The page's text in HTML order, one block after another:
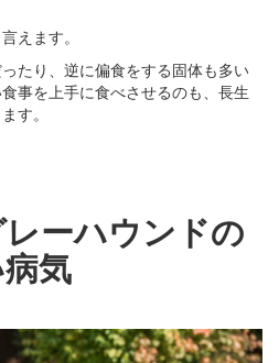
えます。
たり、逆に偏食をする固体も多い
事を上手に食べさせるのも、長生
す。
ーハウンドの
気